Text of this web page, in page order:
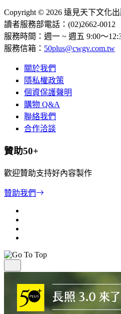
Copyright © 2026 遠見天下文化
讀者服務部電話：(02)2662-0012
服務時間：週一 ~ 週五 9:00～
服務信箱： 50plus@cwgv.com.tw
關於我們
隱私權政策
個資保護聲明
購物 Q&A
聯絡我們
合作洽談
贊助50+
歡迎贊助支持好內容製作
贊助我們